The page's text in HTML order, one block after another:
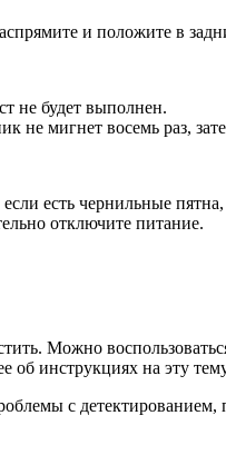
и положите в
не будет выполнен.
не мигнет восемь раз,
есть чернильные
отключите питание.
Можно
инструкциях на эту
с детектированием,